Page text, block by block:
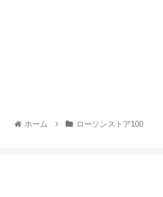
ホーム ローソンストア100